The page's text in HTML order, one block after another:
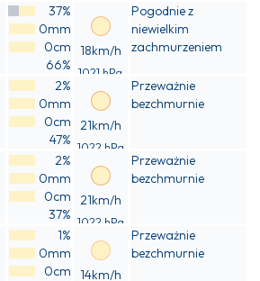
37%
0mm
0cm
66%
18km/h
1021 hPa
Pogodnie z
niewielkim
zachmurzeniem
2%
0mm
0cm
47%
21km/h
1022 hPa
Przeważnie
bezchmurnie
2%
0mm
0cm
37%
21km/h
1022 hPa
Przeważnie
bezchmurnie
1%
0mm
0cm
14km/h
Przeważnie
bezchmurnie